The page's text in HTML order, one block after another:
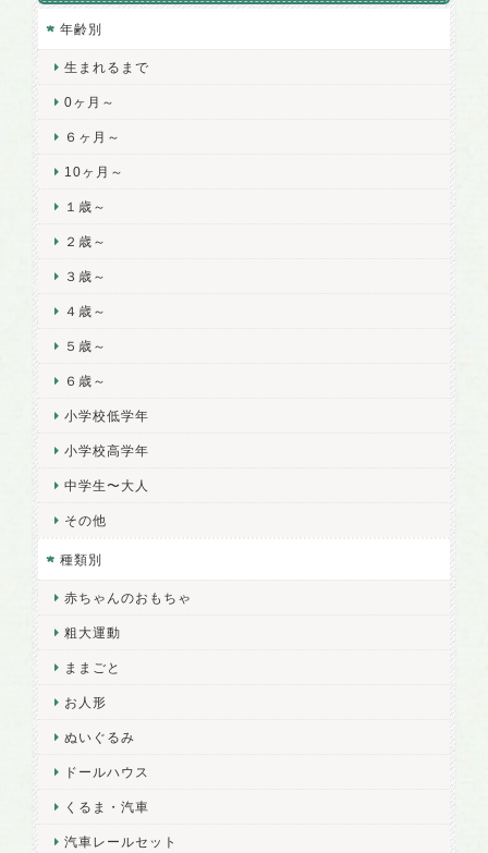
年齢別
生まれるまで
0ヶ月～
６ヶ月～
10ヶ月～
１歳～
２歳～
３歳～
４歳～
５歳～
６歳～
小学校低学年
小学校高学年
中学生〜大人
その他
種類別
赤ちゃんのおもちゃ
粗大運動
ままごと
お人形
ぬいぐるみ
ドールハウス
くるま・汽車
汽車レールセット